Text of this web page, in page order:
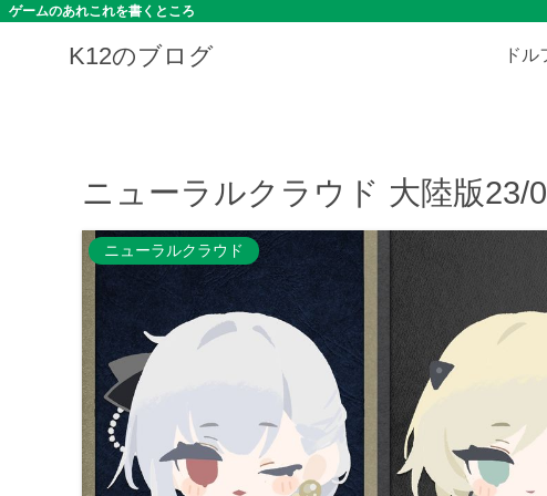
ゲームのあれこれを書くところ
K12のブログ ドル
ニューラルクラウド 大陸版23/
ニューラルクラウド